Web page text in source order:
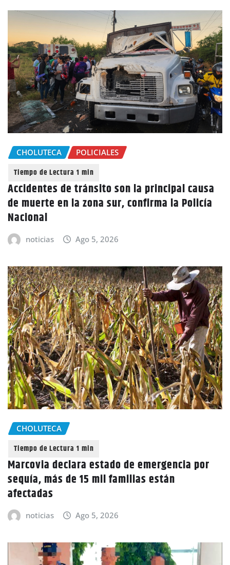
CHOLUTECA POLICIALES
Accidentes de tránsito son la principal causa
de muerte en la zona sur, confirma la Policía
Nacional
noticias Ago 5, 2026
CHOLUTECA
Marcovia declara estado de emergencia por
sequía, más de 15 mil familias están
afectadas
noticias Ago 5, 2026